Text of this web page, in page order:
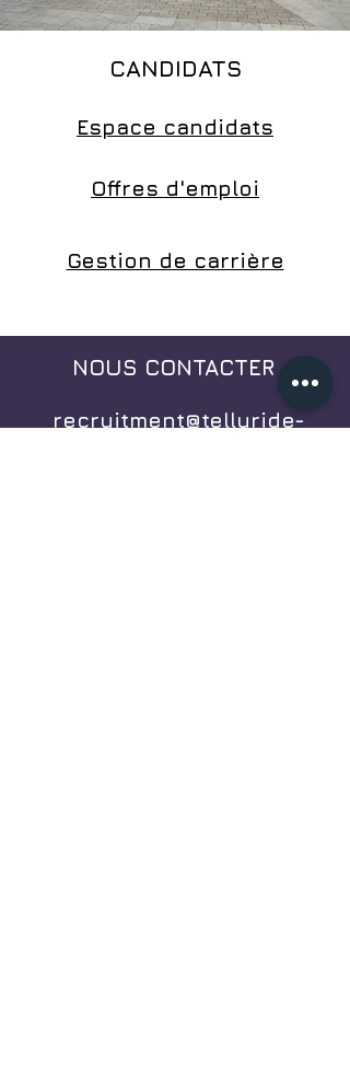
CANDIDATS
Espace candidats
Offres d'emploi
Gestion de carrière
NOUS CONTACTER
recruitment@telluride-